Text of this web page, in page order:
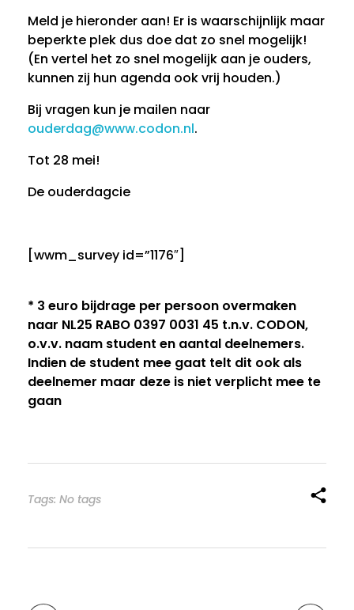
Meld je hieronder aan! Er is waarschijnlijk maar
beperkte plek dus doe dat zo snel mogelijk!
(En vertel het zo snel mogelijk aan je ouders,
kunnen zij hun agenda ook vrij houden.)
Bij vragen kun je mailen naar
ouderdag@www.codon.nl.
Tot 28 mei!
De ouderdagcie
[wwm_survey id=”1176″]
* 3 euro bijdrage per persoon overmaken
naar NL25 RABO 0397 0031 45 t.n.v. CODON,
o.v.v. naam student en aantal deelnemers.
Indien de student mee gaat telt dit ook als
deelnemer maar deze is niet verplicht mee te
gaan
Tags: No tags